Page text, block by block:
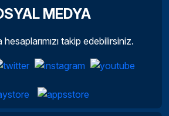
MEDYA
takip edebilirsiniz.